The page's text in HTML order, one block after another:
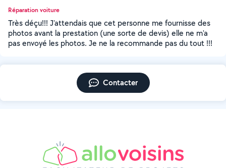
Réparation voiture
Très déçu!!! J'attendais que cet personne me fournisse des
photos avant la prestation (une sorte de devis) elle ne m'a
pas envoyé les photos. Je ne la recommande pas du tout !!!
Contacter